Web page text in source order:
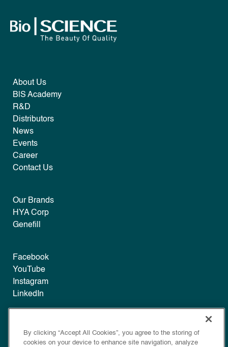
About Us
B|S Academy
R&D
Distributors
News
Events
Career
Contact Us
Our Brands
HYA Corp
Genefill
Facebook
YouTube
Instagram
LinkedIn
Disclaimer
By clicking “Accept All Cookies”, you agree to the storing of
cookies on your device to enhance site navigation, analyze